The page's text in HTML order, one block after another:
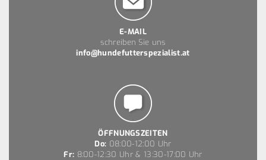
E-MAIL
schreiben Sie uns
info@hundefutterspezialist.at
ÖFFNUNGSZEITEN
Do: 08:00-12:00 Uhr
Fr: 8:00-12:30 Uhr & 13:30-17:00 Uhr